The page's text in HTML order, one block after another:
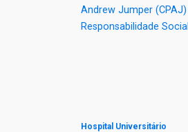
Andrew Jumper (CPAJ)
Responsabilidade Social
Hospital Universitário